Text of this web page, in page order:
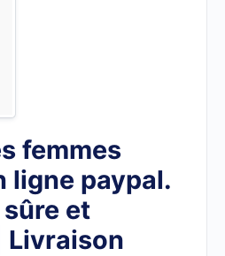
femmes
ligne paypal.
et
Livraison